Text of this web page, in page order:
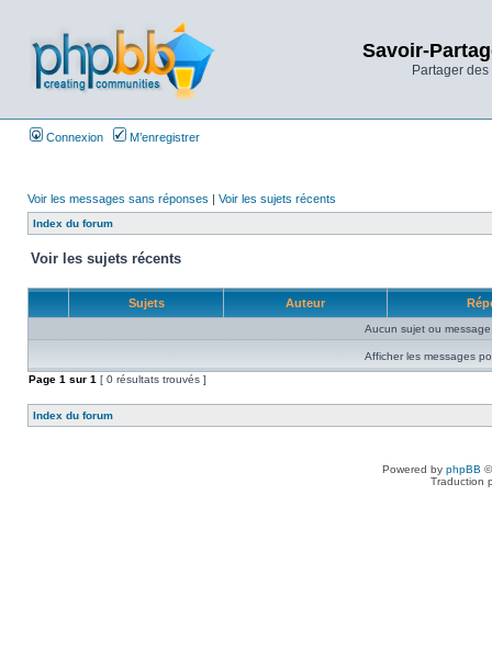
Savoir-
Partager
Connexion M’enregistrer
Voir les messages sans réponses | Voir les sujets récents
Index du forum
Voir les sujets récents
Sujets Auteur
Aucun sujet ou
Afficher les messages
Page 1 sur 1 [ 0 résultats trouvés ]
Index du forum
Powered by phpBB
Traduction